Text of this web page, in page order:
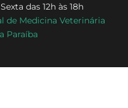
das 12h às 18h
de Medicina Veterinária
Paraíba